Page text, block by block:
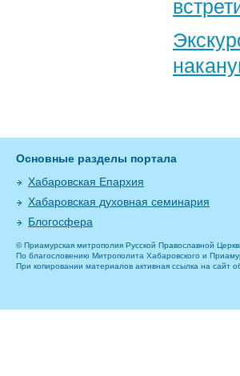
Основные разделы портала
Хабаровская Епархия
Хабаровская духовная семинария
Блогосфера
© Приамурская митрополия Русской Православной
По благословению Митрополита Хабаровского и
При копировании материалов активная ссылка на сайт